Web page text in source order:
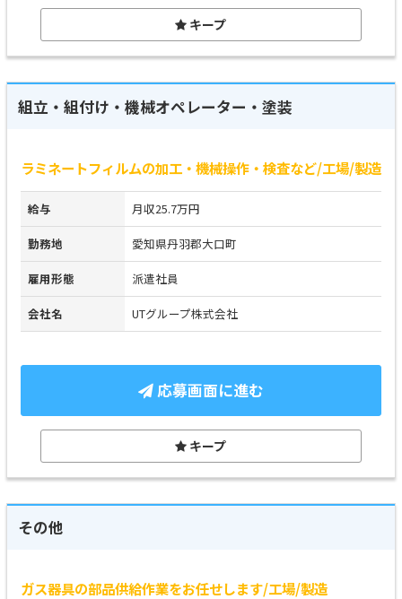
キープ
組立・組付け・機械オペレーター・塗装
ラミネートフィルムの加工・機械操作・検査など/工場/製造
給与 月収25.7万円
勤務地 愛知県丹羽郡大口町
雇用形態 派遣社員
会社名 UTグループ株式会社
応募画面に進む
キープ
その他
ガス器具の部品供給作業をお任せします/工場/製造